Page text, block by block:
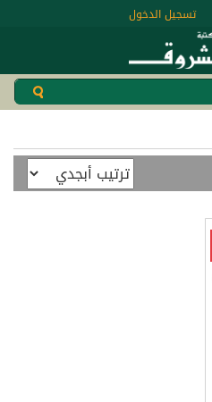
تسجيل الدخول